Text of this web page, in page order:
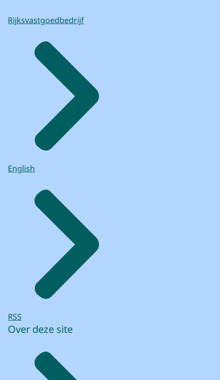
Rijksvastgoedbedrijf
English
RSS
Over deze site